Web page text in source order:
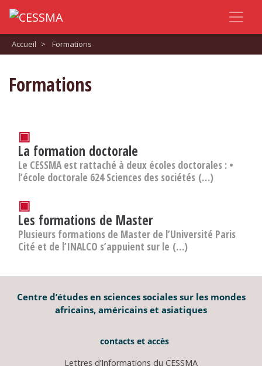
Accueil > Formations
Formations
▣
La formation doctorale
Le CESSMA est rattaché à deux écoles doctorales : •
l’école doctorale 624 Sciences des sociétés (…)
▣
Les formations de Master
Plusieurs formations de Master de l’Université Paris
Cité et de l’INALCO s’appuient sur le (…)
Centre d’études en sciences sociales sur les mondes
africains, américains et asiatiques
contacts et accès
Lettres d’Informations du CESSMA